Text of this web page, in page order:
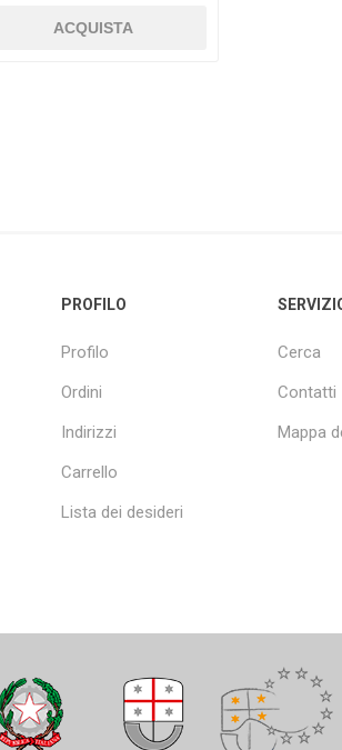
PROFILO
Profilo
Ordini
Indirizzi
Carrello
Lista dei desideri
Cerca
Contatti
Mappa